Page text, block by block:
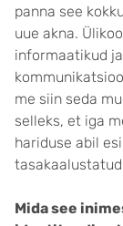
panna see
uue akna.
informaatikud
me siin seda
selleks, et iga
hariduse abil
Mida see